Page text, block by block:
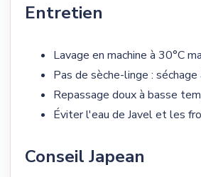
Entretien
Lavage en machine à 30°C
Pas de sèche-linge :
Repassage doux à basse
Éviter l'eau de Javel et les
Conseil Japean